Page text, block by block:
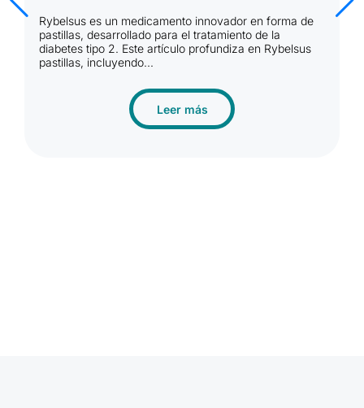
Rybelsus es un medicamento innovador en forma de
pastillas, desarrollado para el tratamiento de la
diabetes tipo 2. Este artículo profundiza en Rybelsus
pastillas, incluyendo...
Leer más